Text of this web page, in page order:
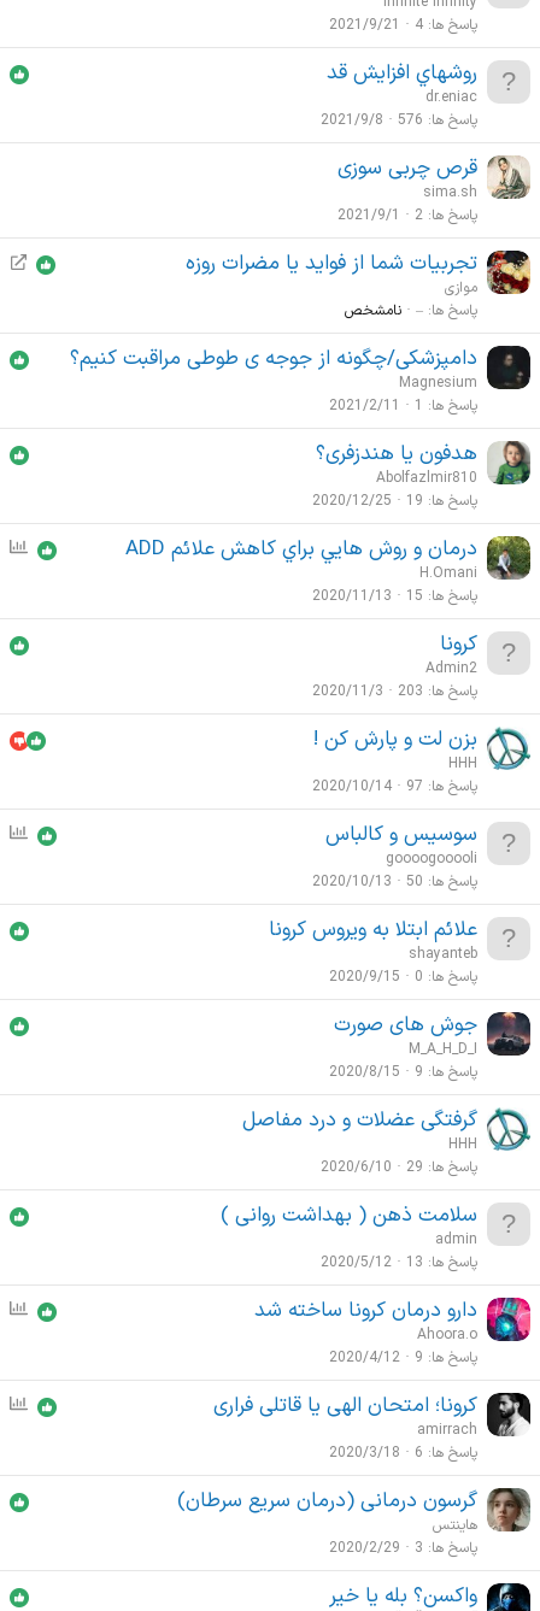
پاسخ ها 4
2021/9/21
روشهاي افزايش قد
dr.eniac
پاسخ ها 576
2021/9/8
قرص چربی سوزی
sima.sh
پاسخ ها 2
2021/9/1
ق
ا
تجربیات شما از فواید یا مضرات روزه
موازی
پاسخ ها – نامشخص
دامپزشکی/چگونه از جوجه ی طوطی مراقبت کنیم؟
Magnesium
پاسخ ها
1
2021/2/11
هدفون یا هندزفری؟
Abolfazlmir810
پاسخ ها 19
2020/12/25
ن
ن
درمان و روش هايي براي كاهش علائم ADD
H.Omani
پاسخ ها 15
2020/11/13
کرونا
Admin2
پاسخ ها 203
2020/11/3
بزن لت و پارش کن !
HHH
پاسخ ها 97
2020/10/14
ن
ن
سوسیس و کالباس
goooogooooli
پاسخ ها 50
2020/10/13
علائم ابتلا به ویروس کرونا
shayanteb
پاسخ ها 0
2020/9/15
جوش های صورت
M_A_H_D_I
پاسخ ها 9
2020/8/15
گرفتگی عضلات و درد مفاصل
HHH
پاسخ ها 29
2020/6/10
سلامت ذهن ( بهداشت روانی )
admin
پاسخ ها 13
2020/5/12
ن
ن
دارو درمان کرونا ساخته شد
Ahoora.o
پاسخ ها 9
2020/4/12
ن
ن
کرونا؛ امتحان الهی یا قاتلی فراری
amirrach
پاسخ ها 6
2020/3/18
گرسون درمانی (درمان سریع سرطان)
هاینتس
پاسخ ها 3
2020/2/29
واکسن؟ بله یا خیر